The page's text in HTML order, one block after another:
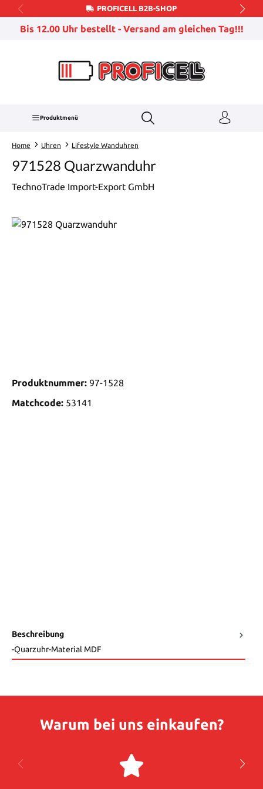
Zum Hauptinhalt springenPROFICELL B2B-SHOP
Bis 12.00 Uhr bestellt - Versand am gleichen Tag!!!
Produktmenü
Home Uhren Lifestyle Wanduhren
971528 Quarzwanduhr
TechnoTrade Import-Export GmbH
Produktnummer: 97-1528
Matchcode: 53141
Beschreibung
-Quarzuhr-Material MDF
Warum bei uns einkaufen?